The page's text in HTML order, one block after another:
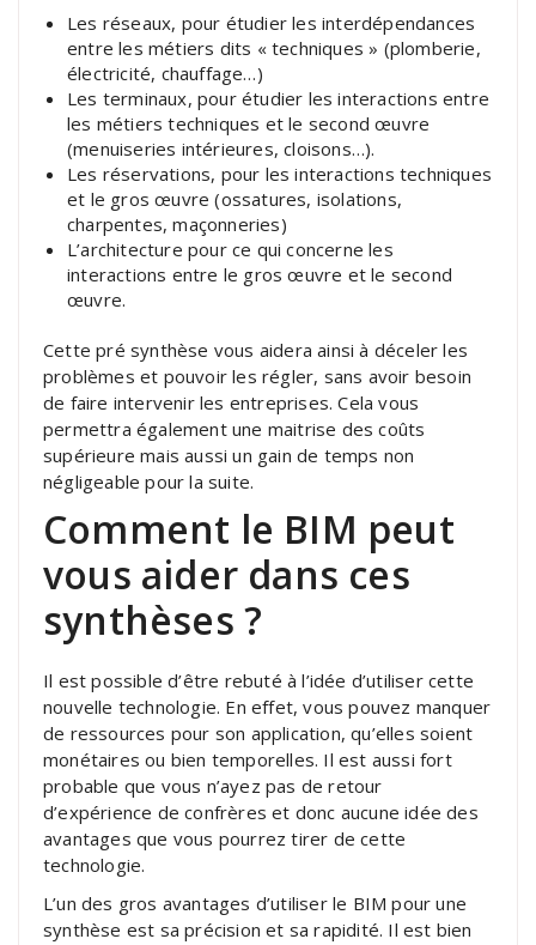
Les réseaux, pour étudier les interdépendances
entre les métiers dits « techniques » (plomberie,
électricité, chauffage…)
Les terminaux, pour étudier les interactions entre
les métiers techniques et le second œuvre
(menuiseries intérieures, cloisons…).
Les réservations, pour les interactions techniques
et le gros œuvre (ossatures, isolations,
charpentes, maçonneries)
L’architecture pour ce qui concerne les
interactions entre le gros œuvre et le second
œuvre.
Cette pré synthèse vous aidera ainsi à déceler les
problèmes et pouvoir les régler, sans avoir besoin
de faire intervenir les entreprises. Cela vous
permettra également une maitrise des coûts
supérieure mais aussi un gain de temps non
négligeable pour la suite.
Comment le BIM peut
vous aider dans ces
synthèses ?
Il est possible d’être rebuté à l’idée d’utiliser cette
nouvelle technologie. En effet, vous pouvez manquer
de ressources pour son application, qu’elles soient
monétaires ou bien temporelles. Il est aussi fort
probable que vous n’ayez pas de retour
d’expérience de confrères et donc aucune idée des
avantages que vous pourrez tirer de cette
technologie.
L’un des gros avantages d’utiliser le BIM pour une
synthèse est sa précision et sa rapidité. Il est bien